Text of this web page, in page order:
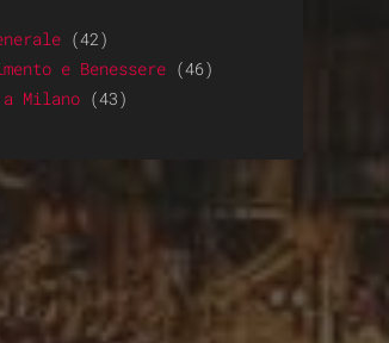
(42)
e Benessere (46)
Milano (43)